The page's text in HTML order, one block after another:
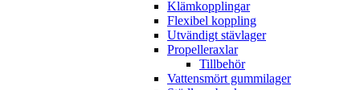
Klämkopplingar
Flexibel koppling
Utvändigt stävlager
Propelleraxlar
Tillbehör
Vattensmört gummilager